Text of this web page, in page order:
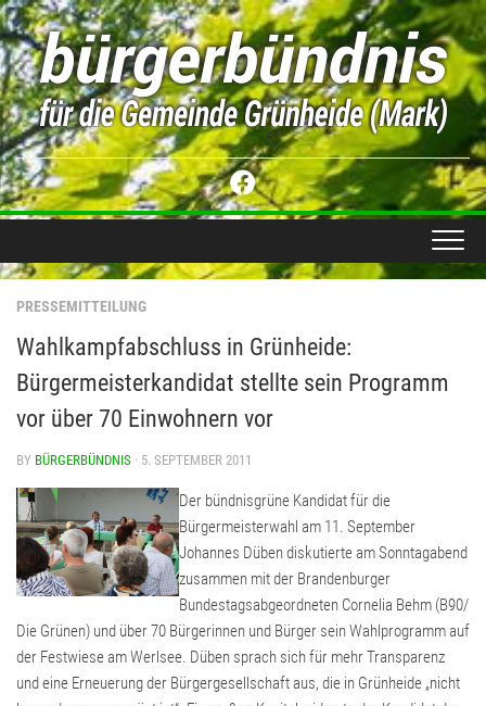
Skip
to
content
PRESSEMITTEILUNG
Wahlkampfabschluss in Grünheide:
Bürgermeisterkandidat stellte sein Programm
vor über 70 Einwohnern vor
BY BÜRGERBÜNDNIS · 5. SEPTEMBER 2011
Der bündnisgrüne Kandidat für die
Bürgermeisterwahl am 11. September
Johannes Düben diskutierte am Sonntagabend
zusammen mit der Brandenburger
Bundestagsabgeordneten Cornelia Behm (B90/
Die Grünen) und über 70 Bürgerinnen und Bürger sein Wahlprogramm auf
der Festwiese am Werlsee. Düben sprach sich für mehr Transparenz
und eine Erneuerung der Bürgergesellschaft aus, die in Grünheide „nicht